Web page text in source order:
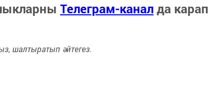
Телеграм-каналда карап
шалтыратып әйтегез.